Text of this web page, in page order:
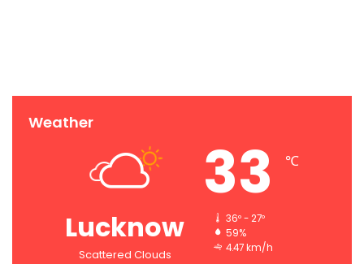
Weather
Lucknow
Scattered Clouds
33 ℃
36º - 27º
59%
4.47 km/h